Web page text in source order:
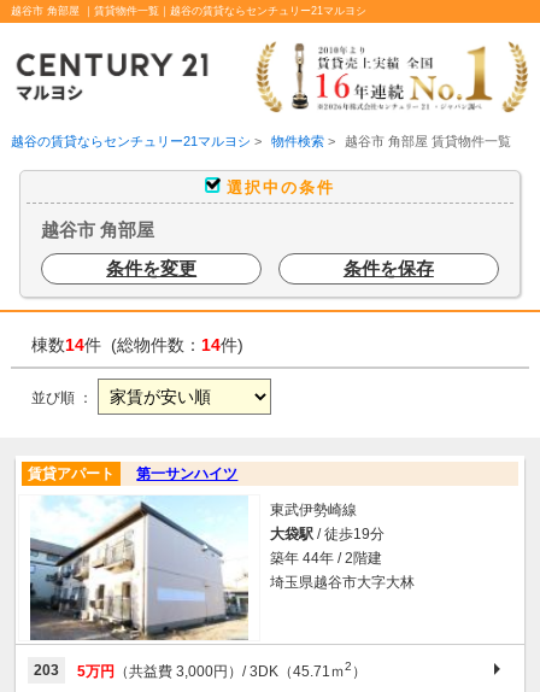
越谷市 角部屋 ｜賃貸物件一覧｜越谷の賃貸ならセンチュリー21マルヨシ
越谷の賃貸ならセンチュリー21マルヨシ > 物件検索> 越谷市 角部屋 賃貸物件一覧
選択中の条件
越谷市 角部屋
条件を変更
条件を保存
棟数14件 (総物件数： 14件)
並び順 ：
第一サンハイツ
賃貸アパート
東武伊勢崎線
大袋駅 / 徒歩19分
築年 44年 / 2階建
埼玉県越谷市大字大林
203 5万円 （共益費 3,000円）/ 3DK（45.71ｍ2 ）